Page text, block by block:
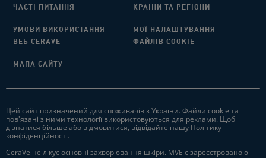
ЧАСТІ ПИТАННЯ​ КРАЇНИ ТА РЕГІОНИ
УМОВИ ВИКОРИСТАННЯ
ВЕБ CERAVE
МОЇ НАЛАШТУВАННЯ
ФАЙЛІВ COOKIE
МАПА САЙТУ​
Цей сайт призначений для споживачів з України. Файли cookie та
пов'язані з ними технології використовуються для реклами. Щоб
дізнатися більше або відмовитися, відвідайте нашу Політику
конфіденційності.
CeraVe не лікує основні захворювання шкіри. MVE є зареєстрованою